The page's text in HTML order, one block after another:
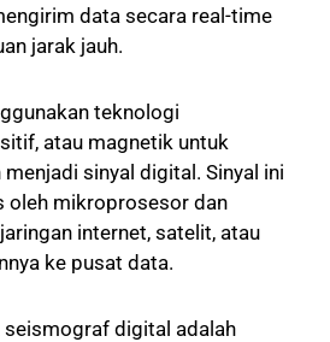
data secara real-time
jarak jauh.
teknologi
atau magnetik untuk
sinyal digital. Sinyal ini
oleh mikroprosesor dan
internet, satelit, atau
ke pusat data.
seismograf digital adalah